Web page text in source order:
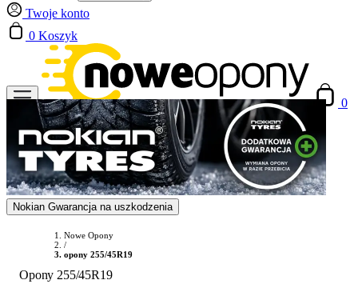
Twoje konto
0 Koszyk
0
Nokian Gwarancja na uszkodzenia
Nowe Opony
/
opony 255/45R19
Opony 255/45R19